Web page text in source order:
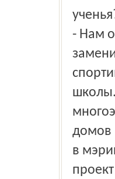
- Нам
школы.
домов
в